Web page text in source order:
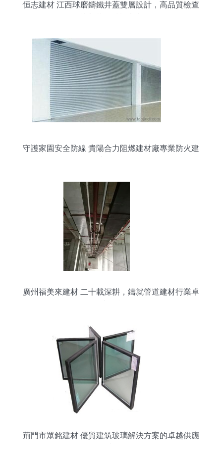
恒志建材 江西球磨鑄鐵井蓋雙層設計，高品質檢查
守護家園安全防線 貴陽合力阻燃建材廠專業防火建
廣州福美來建材 二十載深耕，鑄就管道建材行業卓
荊門市眾銘建材 優質建筑玻璃解決方案的卓越供應